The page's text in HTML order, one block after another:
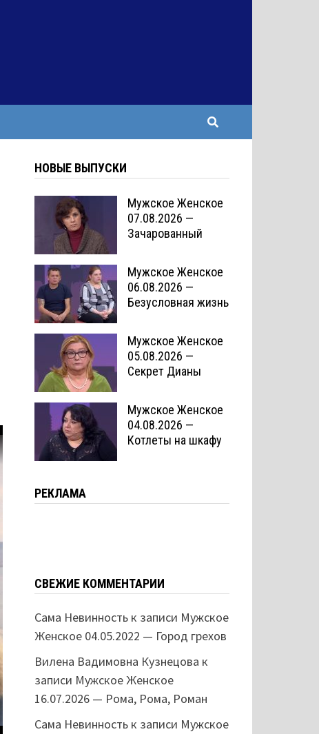
НОВЫЕ ВЫПУСКИ
Мужское Женское
07.08.2026 —
Зачарованный
Мужское Женское
06.08.2026 —
Безусловная жизнь
Мужское Женское
05.08.2026 —
Секрет Дианы
Мужское Женское
04.08.2026 —
Котлеты на шкафу
РЕКЛАМА
СВЕЖИЕ КОММЕНТАРИИ
Сама Невинностьк записи Мужское
Женское 04.05.2022 — Город грехов
Вилена Вадимовна Кузнецова к
записи Мужское Женское
16.07.2026 — Рома, Рома, Роман
Сама Невинностьк записи Мужское